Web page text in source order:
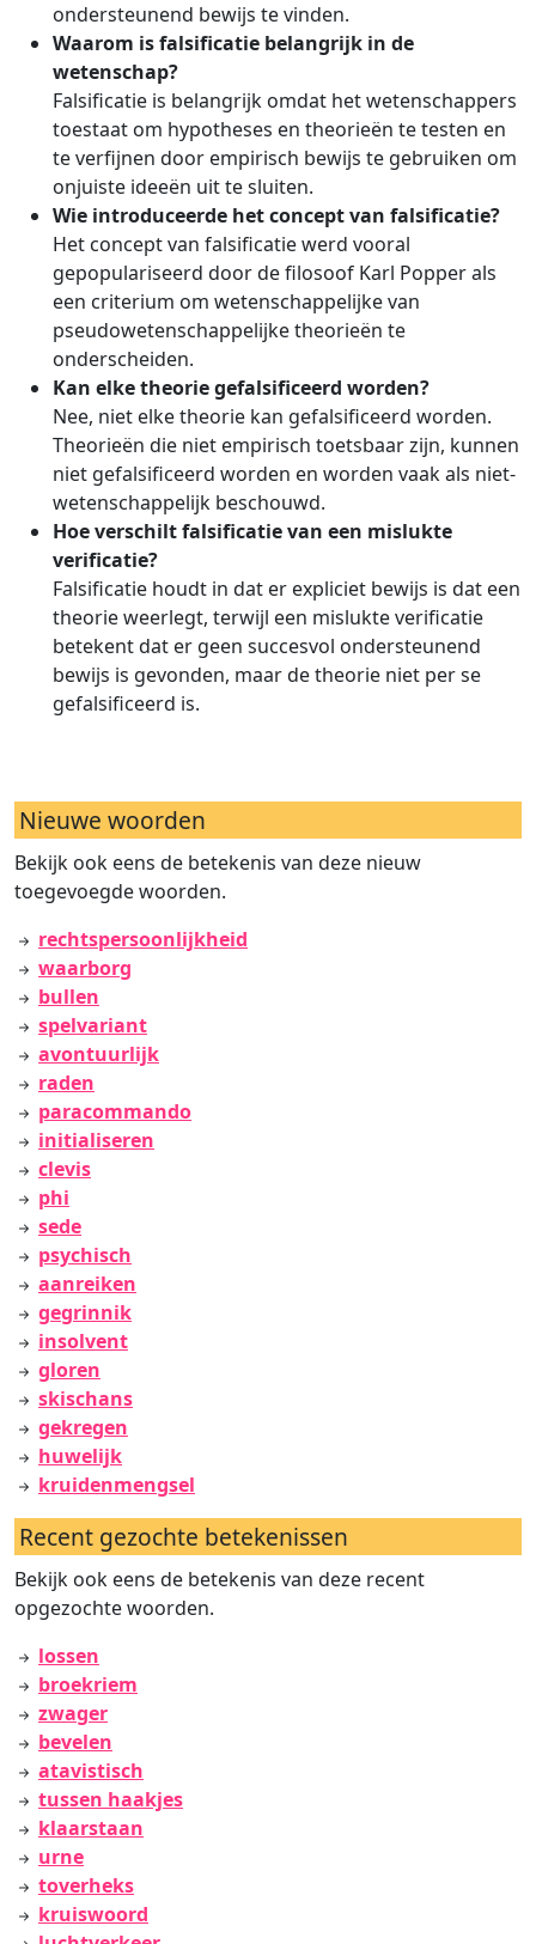
ondersteunend bewijs te vinden.
Waarom is falsificatie belangrijk in de
wetenschap?
Falsificatie is belangrijk omdat het wetenschappers
toestaat om hypotheses en theorieën te testen en
te verfijnen door empirisch bewijs te gebruiken om
onjuiste ideeën uit te sluiten.
Wie introduceerde het concept van falsificatie?
Het concept van falsificatie werd vooral
gepopulariseerd door de filosoof Karl Popper als
een criterium om wetenschappelijke van
pseudowetenschappelijke theorieën te
onderscheiden.
Kan elke theorie gefalsificeerd worden?
Nee, niet elke theorie kan gefalsificeerd worden.
Theorieën die niet empirisch toetsbaar zijn, kunnen
niet gefalsificeerd worden en worden vaak als niet-
wetenschappelijk beschouwd.
Hoe verschilt falsificatie van een mislukte
verificatie?
Falsificatie houdt in dat er expliciet bewijs is dat een
theorie weerlegt, terwijl een mislukte verificatie
betekent dat er geen succesvol ondersteunend
bewijs is gevonden, maar de theorie niet per se
gefalsificeerd is.
Nieuwe woorden
Bekijk ook eens de betekenis van deze nieuw
toegevoegde woorden.
rechtspersoonlijkheid
waarborg
bullen
spelvariant
avontuurlijk
raden
paracommando
initialiseren
clevis
phi
sede
psychisch
aanreiken
gegrinnik
insolvent
gloren
skischans
gekregen
huwelijk
kruidenmengsel
Recent gezochte betekenissen
Bekijk ook eens de betekenis van deze recent
opgezochte woorden.
lossen
broekriem
zwager
bevelen
atavistisch
tussen haakjes
klaarstaan
urne
toverheks
kruiswoord